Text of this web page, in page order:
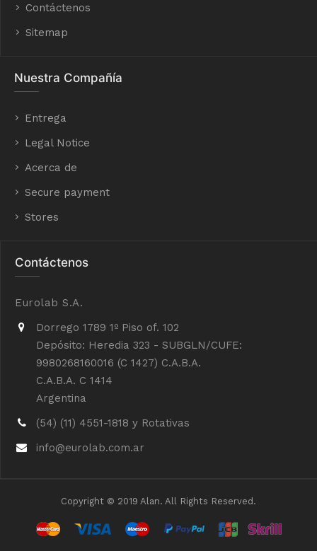
Contáctenos
Sitemap
Nuestra Compañía
Entrega
Legal Notice
Acerca de
Secure payment
Stores
Contáctenos
Eurolab S.A.
Dorrego 1789 1º Piso of. 102
Depósito: Heredia 323 - SUBGLN/CUFE:
9980268160016 (C 1427) C.A.B.A.
C.A.B.A. C 1414
Argentina
(54) (11) 4551-1818 y Rotativas
info@eurolab.com.ar
Copyright © 2019 Alan. All Rights Reserved.